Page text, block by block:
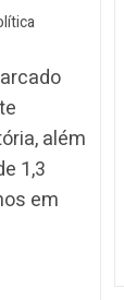
além
1,3
em